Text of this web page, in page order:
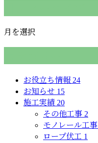
月を選択
お役立ち情報 24
お知らせ 15
施工実績 20
その他工事 2
モノレール工事
ロープ伏工 1